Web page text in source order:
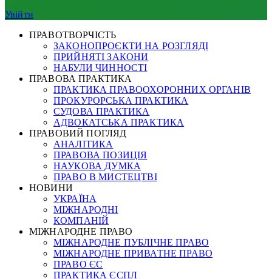
Увійти
ПРАВОТВОРЧІСТЬ
ЗАКОНОПРОЄКТИ НА РОЗГЛЯДІ
ПРИЙНЯТІ ЗАКОНИ
НАБУЛИ ЧИННОСТІ
ПРАВОВА ПРАКТИКА
ПРАКТИКА ПРАВООХОРОННИХ ОРГАНІВ
ПРОКУРОРСЬКА ПРАКТИКА
СУДОВА ПРАКТИКА
АДВОКАТСЬКА ПРАКТИКА
ПРАВОВИЙ ПОГЛЯД
АНАЛІТИКА
ПРАВОВА ПОЗИЦІЯ
НАУКОВА ДУМКА
ПРАВО В МИСТЕЦТВІ
НОВИНИ
УКРАЇНА
МІЖНАРОДНІ
КОМПАНІЙ
МІЖНАРОДНЕ ПРАВО
МІЖНАРОДНЕ ПУБЛІЧНЕ ПРАВО
МІЖНАРОДНЕ ПРИВАТНЕ ПРАВО
ПРАВО ЄС
ПРАКТИКА ЄСПЛ